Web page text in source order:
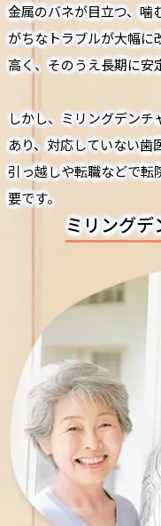
金属のバネが目立つ、噛
がちなトラブルが大幅に
高く、そのうえ長期に安
しかし、ミリングデンチ
あり、対応していない歯
引っ越しや転職などで転
要です。
ミリングデ